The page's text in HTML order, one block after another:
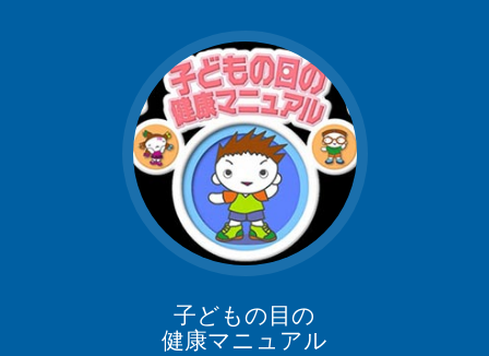
子どもの目の
健康マニュアル